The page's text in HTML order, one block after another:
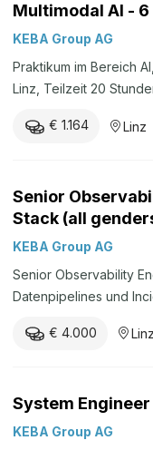
Multimodal AI -
hours/week)
KEBA Group AG
Praktikum im Bereich
Linz, Teilzeit 20
€ 1.164 Linz
Senior
Stack (all
KEBA Group AG
Senior Observability
Datenpipelines und
€ 4.000
Linz
System
KEBA Group AG